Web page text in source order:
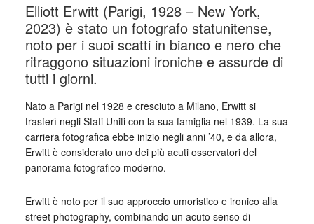
Elliott Erwitt (Parigi, 1928 – New York,
2023) è stato un fotografo statunitense,
noto per i suoi scatti in bianco e nero che
ritraggono situazioni ironiche e assurde di
tutti i giorni.
Nato a Parigi nel 1928 e cresciuto a Milano, Erwitt si
trasferì negli Stati Uniti con la sua famiglia nel 1939. La sua
carriera fotografica ebbe inizio negli anni ’40, e da allora,
Erwitt è considerato uno dei più acuti osservatori del
panorama fotografico moderno.
Erwitt è noto per il suo approccio umoristico e ironico alla
street photography, combinando un acuto senso di